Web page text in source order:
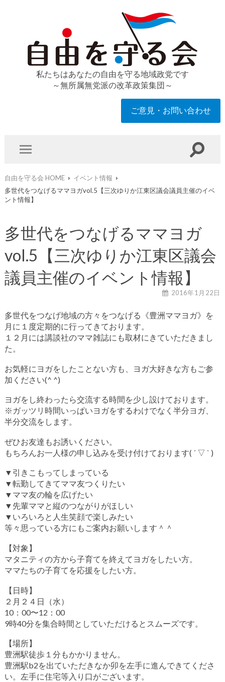
私たちはあなたの自由を守る地域政党です
～無所属無党派の改革政策集団～
ご意見・お問い合わせ
自由を守る会 HOME
イベント情報
多世代をつなげるママヨガvol.5【三次ゆりか江東区議会議員主催のイベ
ント情報】
多世代をつなげるママヨガ
vol.5【三次ゆりか江東区議会
議員主催のイベント情報】
2016年1月22日
多世代をつなげ地域の方々をつなげる《豊洲ママヨガ》を
月に１度定期的に行ってきております。
１２月には講談社のママ雑誌にも取材にきていただきまし
た。
お気軽にヨガをしたことない方も、ヨガ大好きな方もご参
加ください(^ ^)
ヨガをし終わったら交流する時間を少し設けております。
※ガッツリ時間いっぱいヨガをするわけでなく半分ヨガ、
半分交流をします。
ぜひお友達もお誘いください。
もちろんお一人様の申し込みを受け付けております( ´ ▽ ` )
▼引きこもってしまっている
▼転勤してきてママ友つくりたい
▼ママ友の輪を広げたい
▼先輩ママと縦のつながりがほしい
▼いろいろと人生笑顔で楽しみたい
等々思っている方にもご案内お願いします＾＾
【対象】
マタニティの方から子育てを終えてヨガをしたい方。
ママたちの子育てを応援をしたい方。
【日時】
２月２４日（水）
10：00〜12：00
9時40分を集合時間としていただけるとスムーズです。
【場所】
豊洲駅徒歩１分もかかりません。
豊洲駅b2を出ていただきなか卯を左手に進んできてくださ
い。左手に住宅等入り口がございます。